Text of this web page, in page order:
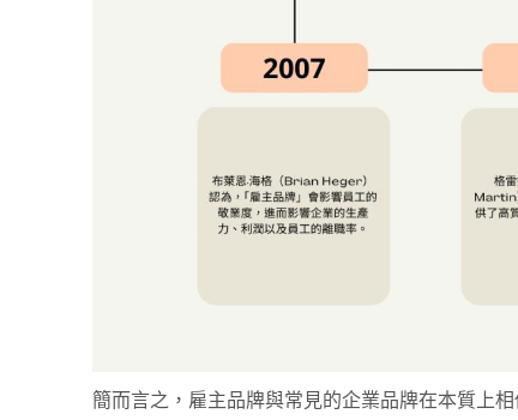
簡而言之，雇主品牌與常見的企業品牌在本質上